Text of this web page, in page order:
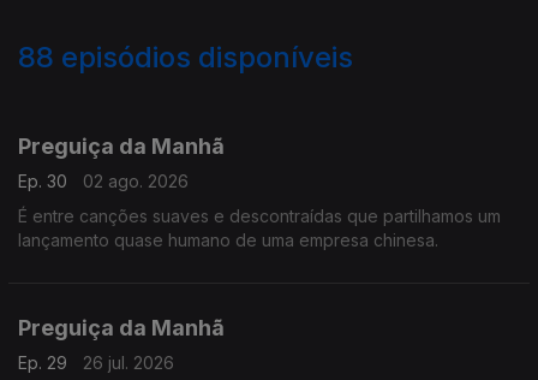
88 episódios disponíveis
Preguiça da Manhã
Ep. 30
02 ago. 2026
É entre canções suaves e descontraídas que partilhamos um
lançamento quase humano de uma empresa chinesa.
Preguiça da Manhã
Ep. 29
26 jul. 2026